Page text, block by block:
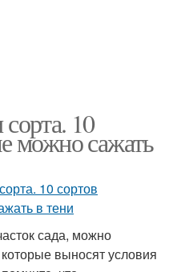
10
можно сажать
сада, можно
выносят условия